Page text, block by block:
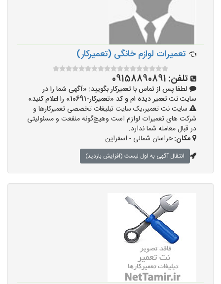
تعمیرات لوازم خانگی (تعمیرکار)
تلفن: 09158890891
لطفا پس از تماس با تعمیرکار بگویید: «آگهی شما را در
سایت نت تعمیر دیده ام و کد «تعمیرکار-10691» را اعلام کنید»
سایت نت تعمیر،یک سایت تبلیغات تخصصی تعمیرکارها و
شرکت های تعمیرات لوازم است وهیچ‌گونه منفعت و مسئولیتی
در قبال معامله شما ندارد.
مکان:خراسان شمالی - اسفراین
انتقال آگهی به اول لیست (افزایش بازدید)